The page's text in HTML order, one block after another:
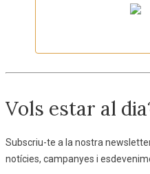
Dulce
Vols estar al
Subscriu-te a la nostra
notícies, campanyes i